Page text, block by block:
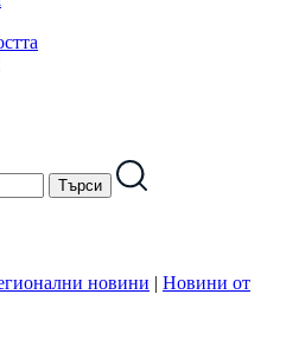
новини | Новини от